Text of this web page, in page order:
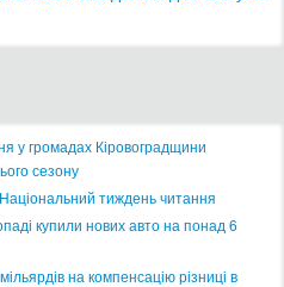
у громадах Кіровоградщини
сезону
тиждень читання
купили нових авто на понад 6
на компенсацію різниці в